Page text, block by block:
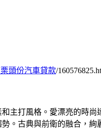
頭份汽車貸款/
主打風格。愛漂亮的時
。古典與前衛的融合，